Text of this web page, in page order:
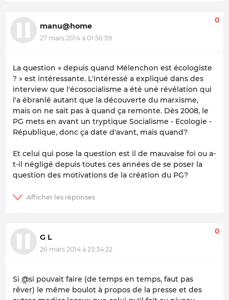
manu@home
27 mars 2014 à 01:56:59
0
La question « depuis quand Mélenchon est écologiste
? » est intéressante. L'intéressé a expliqué dans des
interview que l'écosocialisme a été uné révélation qui
l'a ébranlé autant que la découverte du marxisme,
mais on ne sait pas à quand ça remonte. Dès 2008, le
PG mets en avant un tryptique Socialisme - Ecologie -
République, donc ça date d'avant, mais quand?
Et celui qui pose la question est il de mauvaise foi ou a-
t-il négligé depuis toutes ces années de se poser la
question des motivations de la création du PG?
G L
26 mars 2014 à 23:34:22
0
Si @si pouvait faire (de temps en temps, faut pas
rêver) le même boulot à propos de la presse et des